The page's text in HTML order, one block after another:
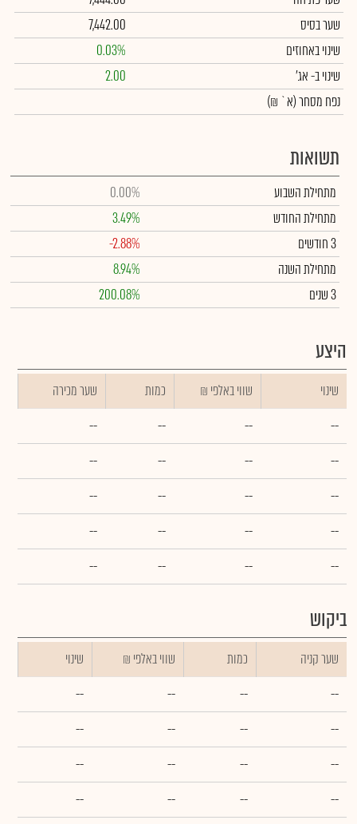
שער בסיס
7,442.00
שינוי באחוזים
0.03%
שינויב- אג'
2.00
נפח מסחר(א` ₪)
תשואות
מתחילת השבוע
0.00%
מתחילת החודש
3.49%
3 חודשים
-2.88%
מתחילת השנה
8.94%
3 שנים
200.08%
היצע
שינוי ₪ שווי באלפי כמות
שער מכירה
--
--
--
--
--
--
--
--
--
--
--
--
--
--
--
--
--
--
--
--
ביקוש
שער קניה כמות ₪ שווי באלפי
שינוי
--
--
--
--
--
--
--
--
--
--
--
--
--
--
--
--